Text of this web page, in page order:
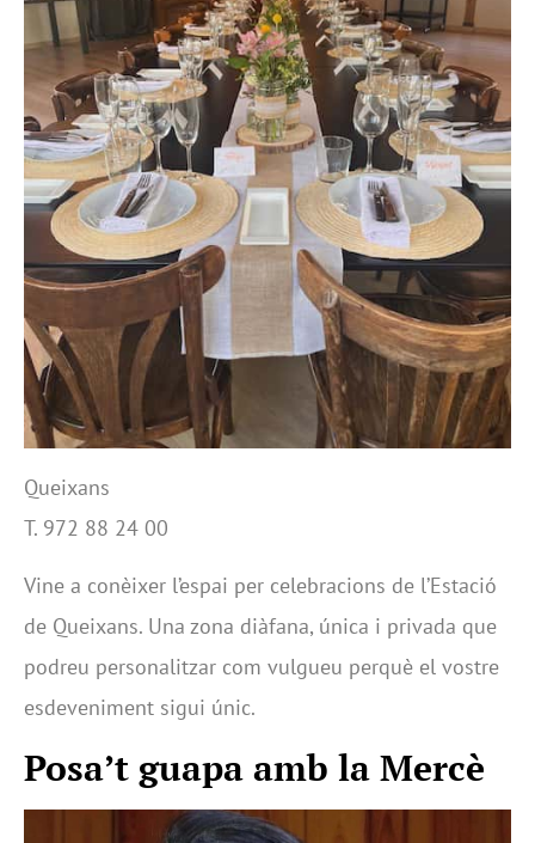
Queixans
T. 972 88 24 00
Vine a conèixer l’espai per celebracions de l’Estació
de Queixans. Una zona diàfana, única i privada que
podreu personalitzar com vulgueu perquè el vostre
esdeveniment sigui únic.
Posa’t guapa amb la Mercè